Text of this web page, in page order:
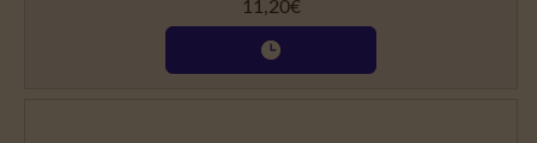
11,20€